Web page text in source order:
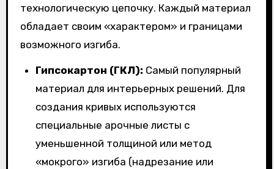
технологическую цепочку. Каждый материал
обладает своим «характером» и границами
возможного изгиба.
Гипсокартон (ГКЛ): Самый популярный
материал для интерьерных решений. Для
создания кривых используются
специальные арочные листы с
уменьшенной толщиной или метод
«мокрого» изгиба (надрезание или